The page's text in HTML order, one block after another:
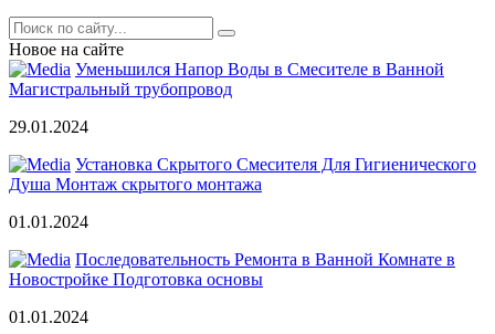
Новое на сайте
Уменьшился Напор Воды в Смесителе в Ванной
Магистральный трубопровод
29.01.2024
Установка Скрытого Смесителя Для Гигиенического
Душа Монтаж скрытого монтажа
01.01.2024
Последовательность Ремонта в Ванной Комнате в
Новостройке Подготовка основы
01.01.2024